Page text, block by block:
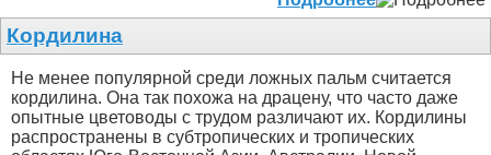
Кордилина
Не менее популярной среди ложных пальм считается
кордилина. Она так похожа на драцену, что часто даже
опытные цветоводы с трудом различают их. Кордилины
распространены в субтропических и тропических